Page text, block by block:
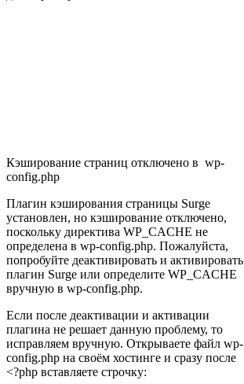
Кэширование страниц отключено в wp-
config.php
Плагин кэширования страницы Surge
установлен, но кэширование отключено,
поскольку директива WP_CACHE не
определена в wp-config.php. Пожалуйста,
попробуйте деактивировать и активировать
плагин Surge или определите WP_CACHE
вручную в wp-config.php.
Если после деактивации и активации
плагина не решает данную проблему, то
исправляем вручную. Открываете файл wp-
config.php на своём хостинге и сразу после
<?php вставляете строчку: